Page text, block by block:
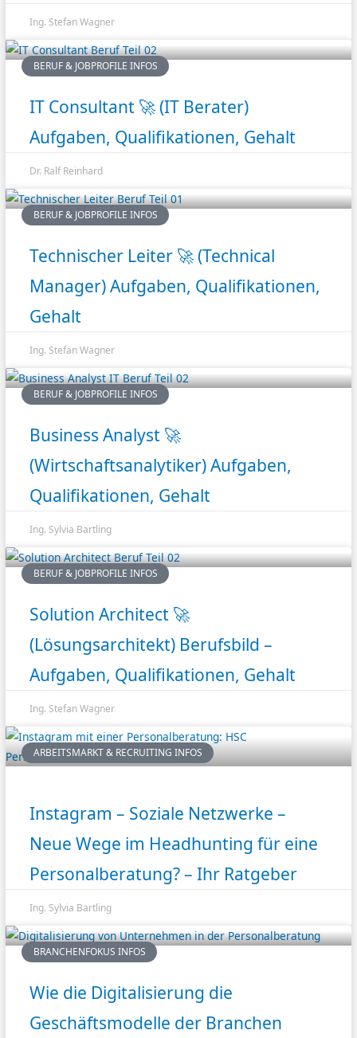
Ing. Stefan Wagner
BERUF & JOBPROFILE INFOS
IT Consultant 🚀 (IT Berater)
Aufgaben, Qualifikationen, Gehalt
Dr. Ralf Reinhard
BERUF & JOBPROFILE INFOS
Technischer Leiter 🚀 (Technical
Manager) Aufgaben, Qualifikationen,
Gehalt
Ing. Stefan Wagner
BERUF & JOBPROFILE INFOS
Business Analyst 🚀
(Wirtschaftsanalytiker) Aufgaben,
Qualifikationen, Gehalt
Ing. Sylvia Bartling
BERUF & JOBPROFILE INFOS
Solution Architect 🚀
(Lösungsarchitekt) Berufsbild –
Aufgaben, Qualifikationen, Gehalt
Ing. Stefan Wagner
ARBEITSMARKT & RECRUITING INFOS
Instagram – Soziale Netzwerke –
Neue Wege im Headhunting für eine
Personalberatung? – Ihr Ratgeber
Ing. Sylvia Bartling
BRANCHENFOKUS INFOS
Wie die Digitalisierung die
Geschäftsmodelle der Branchen